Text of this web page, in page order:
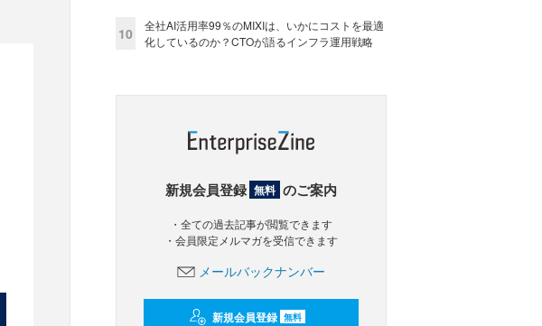
10
全社AI活用率99％のMIXIは、いかにコストを最適
化しているのか？CTOが語るインフラ運用戦略
新規会員登録 無料 のご案内
・全ての過去記事が閲覧できます
・会員限定メルマガを受信できます
メールバックナンバー
新規会員登録 無料